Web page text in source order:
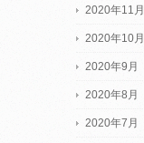
2020年11月
2020年10月
2020年9月
2020年8月
2020年7月